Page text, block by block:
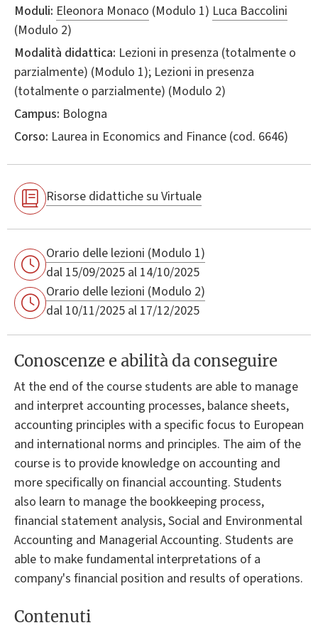
Moduli: Eleonora Monaco (Modulo 1) Luca Baccolini
(Modulo 2)
Modalità didattica: Lezioni in presenza (totalmente o
parzialmente) (Modulo 1); Lezioni in presenza
(totalmente o parzialmente) (Modulo 2)
Campus: Bologna
Corso: Laurea in Economics and Finance (cod. 6646)
Risorse didattiche su Virtuale
Orario delle lezioni (Modulo 1)
dal 15/09/2025 al 14/10/2025
Orario delle lezioni (Modulo 2)
dal 10/11/2025 al 17/12/2025
Conoscenze e abilità da conseguire
At the end of the course students are able to manage
and interpret accounting processes, balance sheets,
accounting principles with a specific focus to European
and international norms and principles. The aim of the
course is to provide knowledge on accounting and
more specifically on financial accounting. Students
also learn to manage the bookkeeping process,
financial statement analysis, Social and Environmental
Accounting and Managerial Accounting. Students are
able to make fundamental interpretations of a
company's financial position and results of operations.
Contenuti